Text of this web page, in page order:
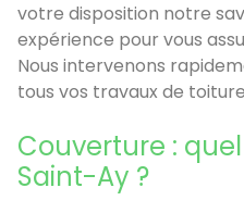
votre disposition notre
expérience pour vous
Nous intervenons
tous vos travaux de
Couverture :
Saint-Ay ?